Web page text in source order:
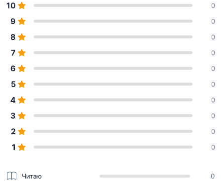
10 0
9 0
8 0
7 0
6 0
5 0
4 0
3 0
2 0
1 0
Читаю 0